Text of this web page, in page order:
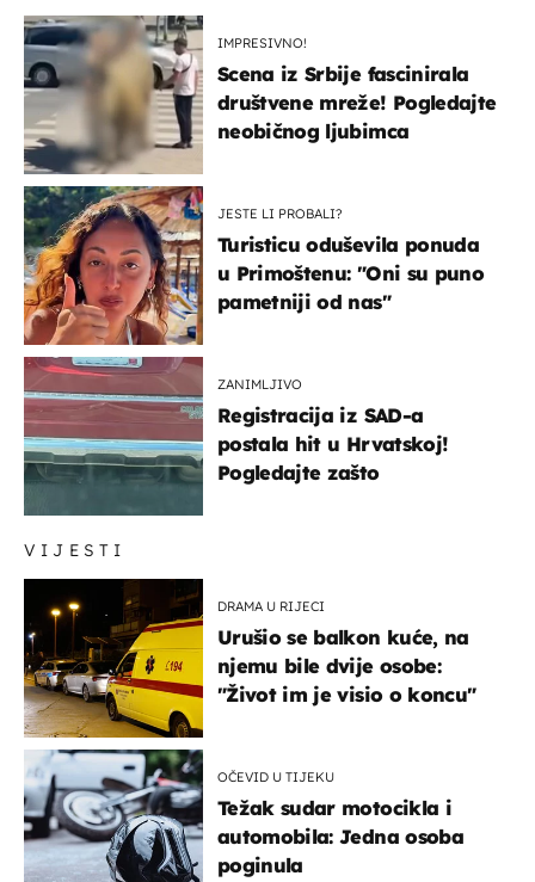
VIJESTI
DRAMA U RIJECI
Urušio se balkon kuće, na
njemu bile dvije osobe:
"Život im je visio o koncu"
OČEVID U TIJEKU
Težak sudar motocikla i
automobila: Jedna osoba
poginula
IMPRESIVNO!
Scena iz Srbije fascinirala
društvene mreže! Pogledajte
neobičnog ljubimca
JESTE LI PROBALI?
Turisticu oduševila ponuda
u Primoštenu: "Oni su puno
pametniji od nas"
ZANIMLJIVO
Registracija iz SAD-a
postala hit u Hrvatskoj!
Pogledajte zašto